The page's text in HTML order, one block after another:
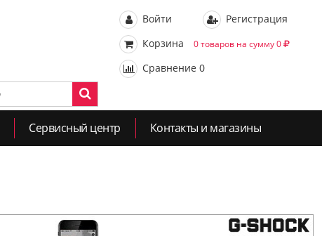
Войти
Регистрация
Корзина
0 товаров на сумму 0
Сравнение 0
Сервисный центр Контакты и магазины